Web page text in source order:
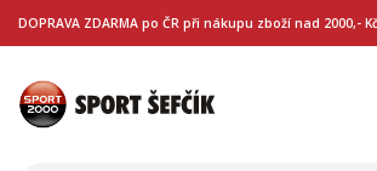
DOPRAVA ZDARMA po ČR při nákupu zboží nad 2000,- Kč